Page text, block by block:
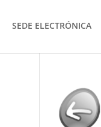
SEDE ELECTRÓNICA